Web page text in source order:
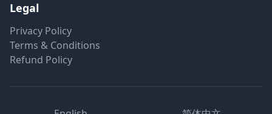
Legal
Privacy Policy
Terms & Conditions
Refund Policy